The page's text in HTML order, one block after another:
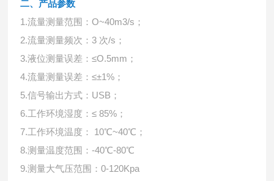
二、产品参数
1.流量测量范围：O~40m3/s；
2.流量测量频次：3 次/s；
3.液位测量误差：≤O.5mm；
4.流量测量误差：≤±1%；
5.信号输出方式：USB；
6.工作环境湿度：≤ 85%；
7.工作环境温度： 10℃~40℃；
8.测量温度范围：-40℃-80℃
9.测量大气压范围：0-120Kpa